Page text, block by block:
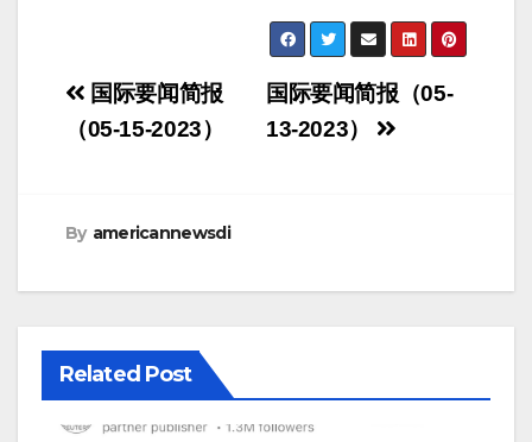
Post
navigation
国际要闻简报（05-
13-2023）
国际要闻简报
（05-15-2023）
By americannewsdi
Related Post